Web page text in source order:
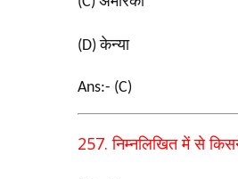
(D)केन्या
Ans:- (C)
257.निम्नलिखित में से